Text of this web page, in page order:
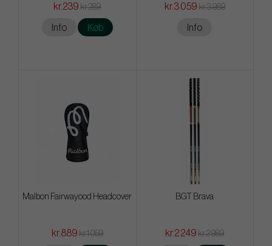
kr.239 kr.289
Info Køb
kr.3 059 kr.3 989
Info
Malbon Fairwayood Headcover
kr.889 kr.1 059
BGT Brava
kr.2 249 kr.2 989